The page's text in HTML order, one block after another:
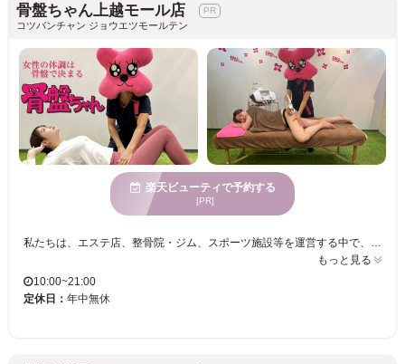
骨盤ちゃん上越モール店
コツバンチャン ジョウエツモールテン
楽天ビューティで予約する
[PR]
私たちは、エステ店、整骨院・ジム、スポーツ施設等を運営する中で、 それぞれのジャンルの施術には得意な面と不得意な面がある事に気づいてしまいました！ 〇エステが得意な事 『脂肪分解』『リンパドレナージュ』 ×エステが不得意なこと 『筋肉や骨へのアプローチ』 〇整体が得意な事 『筋肉や骨へのアプローチ』『骨盤矯正・姿勢矯正』 ×整体が苦手な事 『脂肪やリンパの改善』 〇ジムが得意な事 『筋肉量・基礎代謝UP』 ×ジムが出来ない事 『筋肉や脂肪のケア』 上記のように、それぞれが持つ特性に気づきました♪ そこで、私たちは【本格的な骨盤矯正】にエステ、ストレッチ、エクササイズを組み合わせた 今までのエステとはまったく違う、無理なく結果が出る方法を生み出しました！！ それがこの『組み合わせ式骨盤ダイエット』です。
もっと見る
10:00~21:00
定休日： 年中無休